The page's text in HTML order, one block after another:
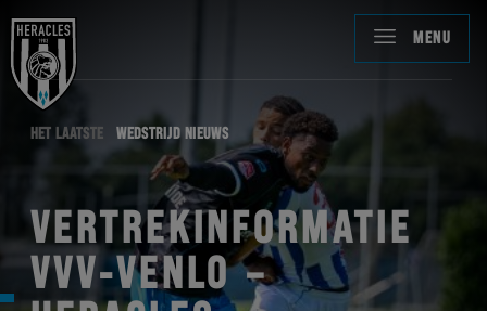
MENU
HET LAATSTE WEDSTRIJD NIEUWS
VERTREKINFORMATIE
VVV-VENLO –